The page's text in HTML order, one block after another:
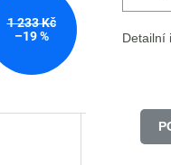
1 233 Kč
–19 %
Detailní